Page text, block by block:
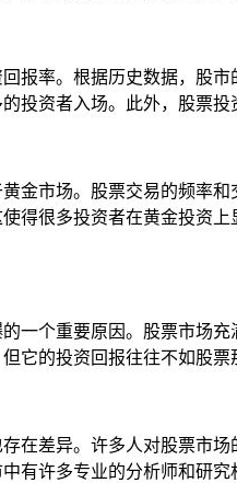
报率。根据历史数据，股
投资者入场。此外，股票
金市场。股票交易的频率
得很多投资者在黄金投资
一个重要原因。股票市场
它的投资回报往往不如股票
在差异。许多人对股票市
有许多专业的分析师和研